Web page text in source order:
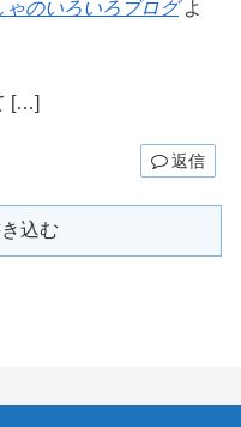
ゃのいろいろブログ よ
[…]
返信
込む